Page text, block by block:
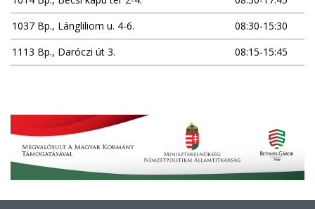
1037 Bp., Lángliliom u. 4-6.
08:30-15:30
1113 Bp., Daróczi út 3.
08:15-15:45